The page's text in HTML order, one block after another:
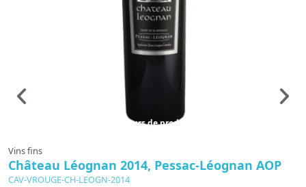
En cours de production
Vins fins
Château Léognan 2014, Pessac-Léognan AOP
CAV-VROUGE-CH-LEOGN-2014